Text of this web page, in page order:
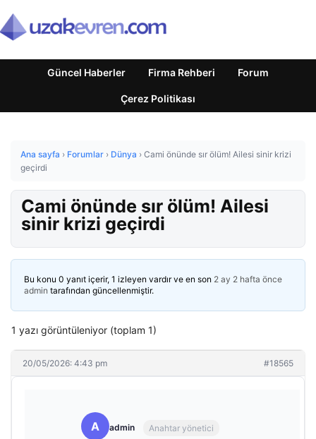
Güncel Haberler Firma Rehberi Forum
Çerez Politikası
Ana sayfa › Forumlar › Dünya › Cami önünde sır ölüm! Ailesi sinir krizi
geçirdi
Cami önünde sır ölüm! Ailesi
sinir krizi geçirdi
Bu konu 0 yanıt içerir, 1 izleyen vardır ve en son 2 ay 2 hafta önce
admin tarafından güncellenmiştir.
1 yazı görüntüleniyor (toplam 1)
20/05/2026: 4:43 pm #18565
A admin Anahtar yönetici